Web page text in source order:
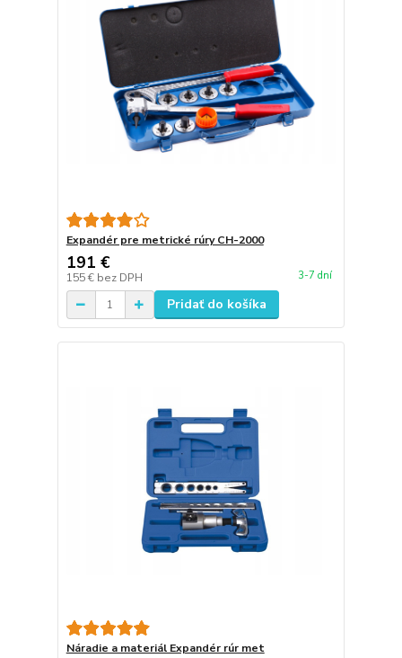
Expandér pre metrické rúry CH-2000
191 €
155 € bez DPH 3-7 dní
Pridať do košíka
Náradie a materiál Expandér rúr met